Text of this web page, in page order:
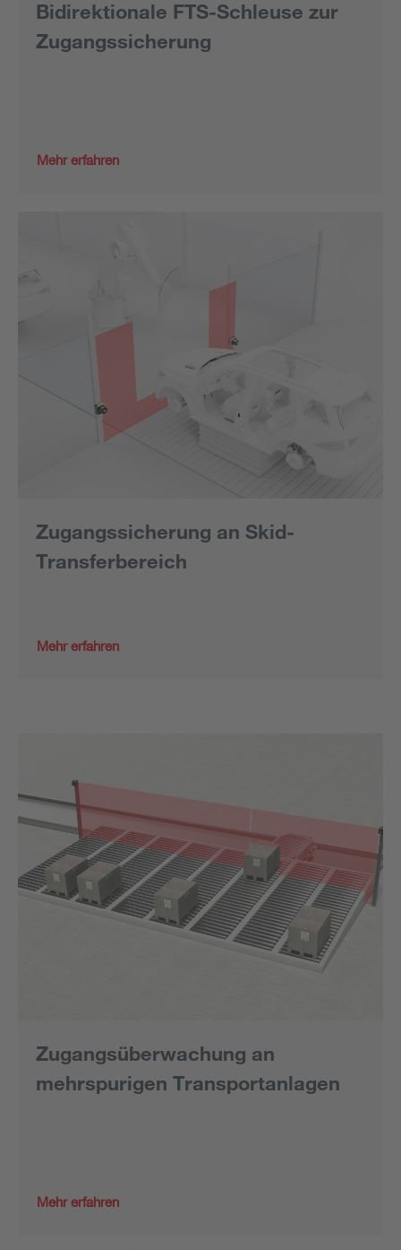
Bidirektionale FTS-Schleuse zur
Zugangssicherung
Mehr erfahren
Zugangssicherung an Skid-
Transferbereich
Mehr erfahren
Zugangsüberwachung an
mehrspurigen Transportanlagen
Mehr erfahren